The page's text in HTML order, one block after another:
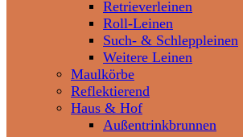
Retrieverleinen
Roll-Leinen
Such- & Schleppleinen
Weitere Leinen
Maulkörbe
Reflektierend
Haus & Hof
Außentrinkbrunnen